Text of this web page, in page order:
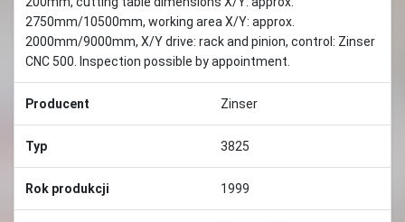
2750mm/10500mm, working area X/Y: approx.
2000mm/9000mm, X/Y drive: rack and pinion, control: Zinser
CNC 500. Inspection possible by appointment.
Producent Zinser
Typ 3825
Rok produkcji 1999